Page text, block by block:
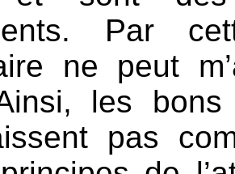
Par
ne peut
les bons
pas